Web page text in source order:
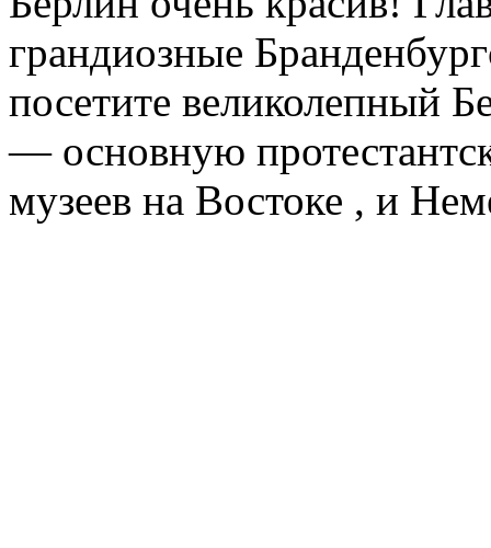
грандиозные
посетите великолепный
— основную
музеев на Востоке , и